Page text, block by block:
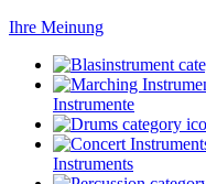
Ihre Meinung
Instrumente
Instruments